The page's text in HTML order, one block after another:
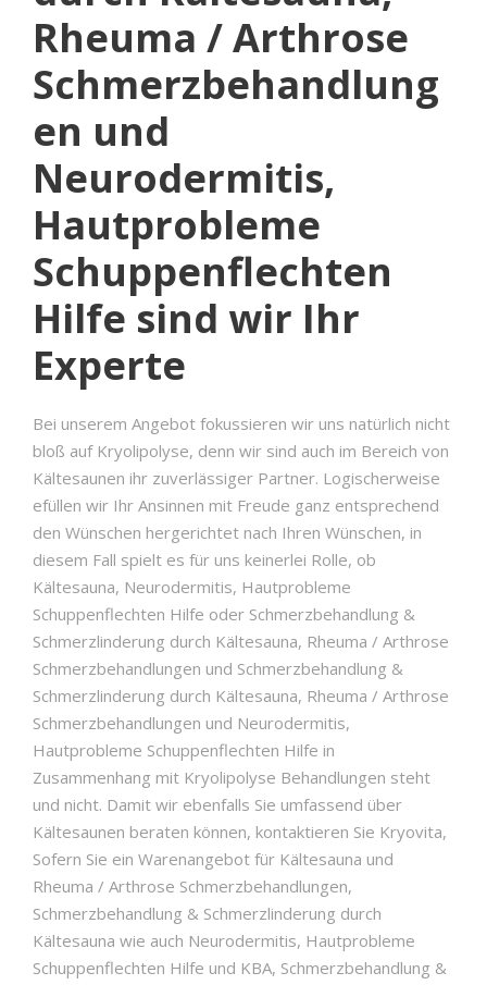
Rheuma / Arthrose
Schmerzbehandlung
en und
Neurodermitis,
Hautprobleme
Schuppenflechten
Hilfe sind wir Ihr
Experte
Bei unserem Angebot fokussieren wir uns natürlich nicht
bloß auf Kryolipolyse, denn wir sind auch im Bereich von
Kältesaunen ihr zuverlässiger Partner. Logischerweise
efüllen wir Ihr Ansinnen mit Freude ganz entsprechend
den Wünschen hergerichtet nach Ihren Wünschen, in
diesem Fall spielt es für uns keinerlei Rolle, ob
Kältesauna, Neurodermitis, Hautprobleme
Schuppenflechten Hilfe oder Schmerzbehandlung &
Schmerzlinderung durch Kältesauna, Rheuma / Arthrose
Schmerzbehandlungen und Schmerzbehandlung &
Schmerzlinderung durch Kältesauna, Rheuma / Arthrose
Schmerzbehandlungen und Neurodermitis,
Hautprobleme Schuppenflechten Hilfe in
Zusammenhang mit Kryolipolyse Behandlungen steht
und nicht. Damit wir ebenfalls Sie umfassend über
Kältesaunen beraten können, kontaktieren Sie Kryovita,
Sofern Sie ein Warenangebot für Kältesauna und
Rheuma / Arthrose Schmerzbehandlungen,
Schmerzbehandlung & Schmerzlinderung durch
Kältesauna wie auch Neurodermitis, Hautprobleme
Schuppenflechten Hilfe und KBA, Schmerzbehandlung &